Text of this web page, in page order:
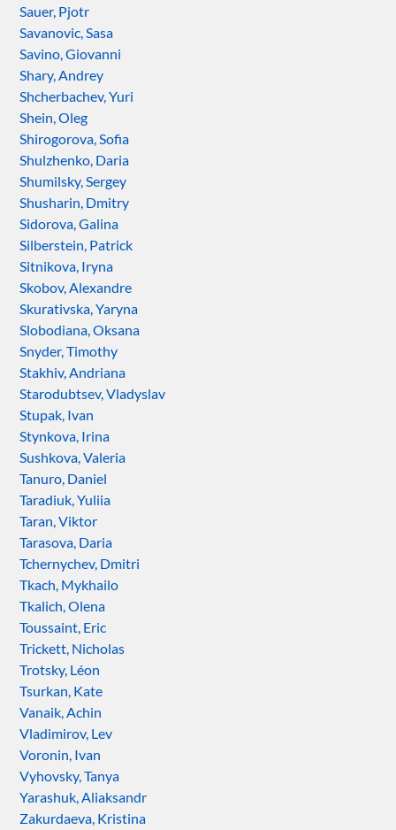
Sauer, Pjotr
Savanovic, Sasa
Savino, Giovanni
Shary, Andrey
Shcherbachev, Yuri
Shein, Oleg
Shirogorova, Sofia
Shulzhenko, Daria
Shumilsky, Sergey
Shusharin, Dmitry
Sidorova, Galina
Silberstein, Patrick
Sitnikova, Iryna
Skobov, Alexandre
Skurativska, Yaryna
Slobodiana, Oksana
Snyder, Timothy
Stakhiv, Andriana
Starodubtsev, Vladyslav
Stupak, Ivan
Stynkova, Irina
Sushkova, Valeria
Tanuro, Daniel
Taradiuk, Yuliia
Taran, Viktor
Tarasova, Daria
Tchernychev, Dmitri
Tkach, Mykhailo
Tkalich, Olena
Toussaint, Eric
Trickett, Nicholas
Trotsky, Léon
Tsurkan, Kate
Vanaik, Achin
Vladimirov, Lev
Voronin, Ivan
Vyhovsky, Tanya
Yarashuk, Aliaksandr
Zakurdaeva, Kristina